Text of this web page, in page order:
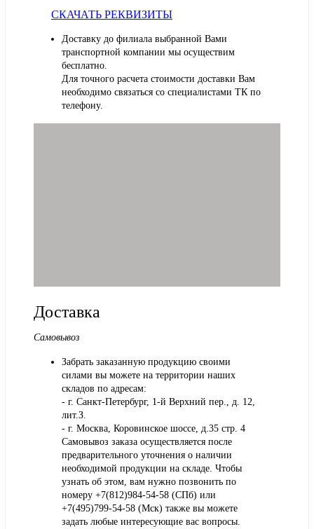
СКАЧАТЬ РЕКВИЗИТЫ
Доставку до филиала выбранной Вами
транспортной компании мы осуществим
бесплатно.
Для точного расчета стоимости доставки Вам
необходимо связаться со специалистами ТК по
телефону.
Доставка
Самовывоз
Забрать заказанную продукцию своими
силами вы можете на территории наших
складов по адресам:
- г. Санкт-Петербург, 1-й Верхний пер., д. 12,
лит.З.
- г. Москва, Коровинское шоссе, д.35 стр. 4
Самовывоз заказа осуществляется после
предварительного уточнения о наличии
необходимой продукции на складе. Чтобы
узнать об этом, вам нужно позвонить по
номеру +7(812)984-54-58 (СПб) или
+7(495)799-54-58 (Мск) также вы можете
задать любые интересующие вас вопросы.